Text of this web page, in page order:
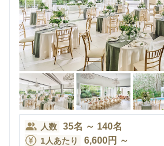
人数 35名 ～ 140名
1人あたり 6,600円 ～